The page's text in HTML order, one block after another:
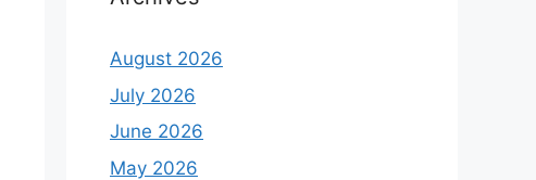
August 2026
July 2026
June 2026
May 2026